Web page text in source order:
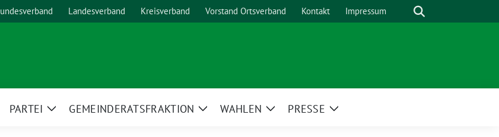
Landesverband Kreisverband Vorstand Ortsverband Kontakt Impressum Suche
PARTEI
ZeigeGEMEINDERATSFRAKTION
ZeigeWAHLEN
ZeigePRESSE
Zeige